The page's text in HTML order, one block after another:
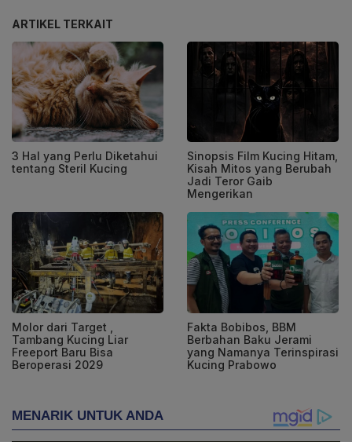
ARTIKEL TERKAIT
3 Hal yang Perlu Diketahui
tentang Steril Kucing
Sinopsis Film Kucing Hitam,
Kisah Mitos yang Berubah
Jadi Teror Gaib
Mengerikan
Molor dari Target ,
Tambang Kucing Liar
Freeport Baru Bisa
Beroperasi 2029
Fakta Bobibos, BBM
Berbahan Baku Jerami
yang Namanya Terinspirasi
Kucing Prabowo